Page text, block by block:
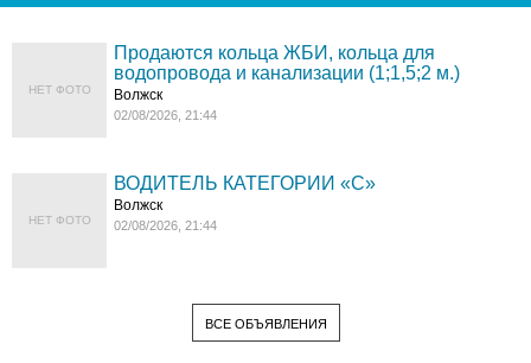
НЕТ ФОТО
Продаются кольца ЖБИ, кольца для
водопровода и канализации (1;1,5;2 м.)
Волжск
02/08/2026, 21:44
НЕТ ФОТО
ВОДИТЕЛЬ КАТЕГОРИИ «C»
Волжск
02/08/2026, 21:44
ВСЕ ОБЪЯВЛЕНИЯ